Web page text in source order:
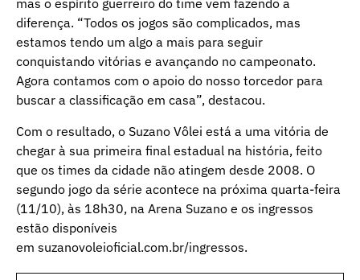
mas o espírito guerreiro do time vem fazendo a
diferença. “Todos os jogos são complicados, mas
estamos tendo um algo a mais para seguir
conquistando vitórias e avançando no campeonato.
Agora contamos com o apoio do nosso torcedor para
buscar a classificação em casa”, destacou.
Com o resultado, o Suzano Vôlei está a uma vitória de
chegar à sua primeira final estadual na história, feito
que os times da cidade não atingem desde 2008. O
segundo jogo da série acontece na próxima quarta-feira
(11/10), às 18h30, na Arena Suzano e os ingressos
estão disponíveis
em suzanovoleioficial.com.br/ingressos.